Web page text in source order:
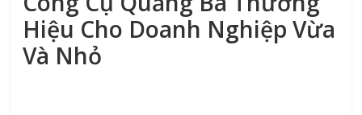
Hiệu Cho Doanh Nghiệp Vừa
Và Nhỏ